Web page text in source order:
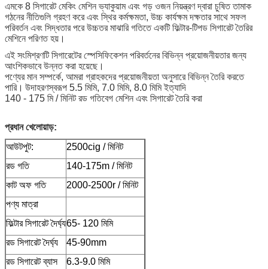
এমকে 8 সিগারেট মেকিং মেশিন ভ্যাকুয়াম এবং গড় ওজন নিয়ন্ত্রণ দ্বারা চুষিত তামাক
গঠনের নীতিগুলি গ্রহণ করে এবং স্থির কর্মক্ষমতা, উচ্চ কার্যক্ষম দক্ষতার সাথে সফল
পরিবর্তন এবং সিদ্ধতার পরে উচ্চতর মাঝারি গতিতে একটি ফিল্টার-টিপড সিগারেট তৈরির
মেশিনে পরিণত হয়।
এই সংমিশ্রণটি সিগারেটের স্পেসিফিকেশন পরিবর্তনের বিভিন্ন প্রয়োজনীয়তার জন্য
আংশিকভাবে উন্নত করা হয়েছে।
পণ্যের মান সম্পর্কে, আমরা গ্রাহকদের প্রয়োজনীয়তা অনুসারে বিভিন্ন তৈরি করতে
পারি। উদাহরণস্বরূপ 5.5 মিমি, 7.0 মিমি, 8.0 মিমি ইত্যাদি
140 - 175 মি / মিনিট রড গতিবেগ মেশিন এবং সিগারেট তৈরি করা
প্রধান খেলোয়াড়:
আউটপুট:
2500cig / মিনিট
রড গতি
140-175m / মিনিট
কাট অফ গতি
2000-2500r / মিনিট
পণ্য মাত্রা
ফিল্টার সিগারেট দৈর্ঘ্য65- 120 মিমি
রড সিগারেট দৈর্ঘ্য
45-90mm
রড সিগারেট ব্যাস
6.3-9.0 মিমি